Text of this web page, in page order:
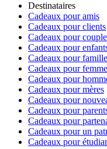
Destinataires
Cadeaux pour amis
Cadeaux pour clients
Cadeaux pour
Cadeaux pour
Cadeaux pour
Cadeaux pour
Cadeaux pour
Cadeaux pour mères
Cadeaux pour
Cadeaux pour
Cadeaux pour
Cadeaux pour un
Cadeaux pour